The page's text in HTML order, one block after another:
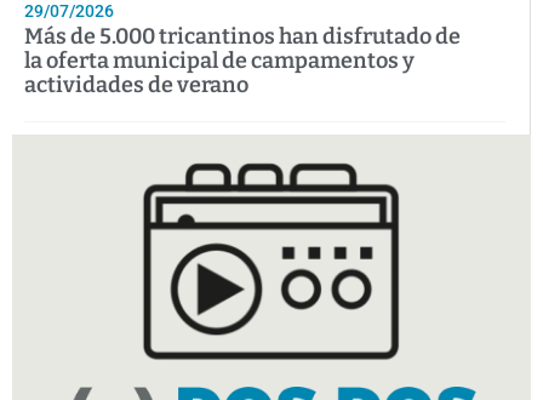
29/07/2026
Más de 5.000 tricantinos han disfrutado de
la oferta municipal de campamentos y
actividades de verano